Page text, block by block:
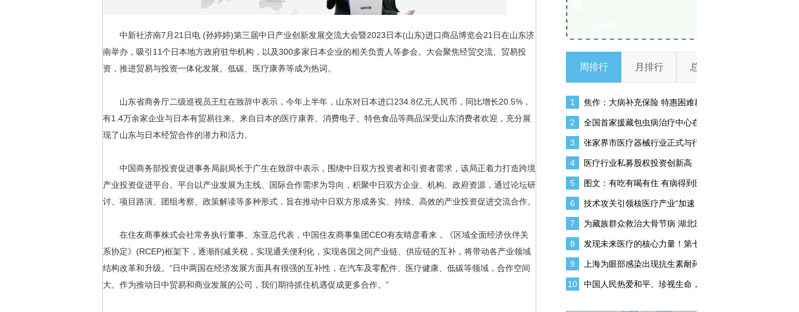
中新社济南7月21日电 (孙婷婷)第三届中日产业创新发展交流大会暨2023日本(山东)进口商品博览会21日在山东济
南举办，吸引11个日本地方政府驻华机构，以及300多家日本企业的相关负责人等参会。大会聚焦经贸交流、贸易投
资，推进贸易与投资一体化发展。低碳、医疗康养等成为热词。
山东省商务厅二级巡视员王红在致辞中表示，今年上半年，山东对日本进口234.8亿元人民币，同比增长20.5%，
有1.4万余家企业与日本有贸易往来。来自日本的医疗康养、消费电子、特色食品等商品深受山东消费者欢迎，充分展
现了山东与日本经贸合作的潜力和活力。
中国商务部投资促进事务局副局长于广生在致辞中表示，围绕中日双方投资者和引资者需求，该局正着力打造跨境
产业投资促进平台。平台以产业发展为主线、国际合作需求为导向，积聚中日双方企业、机构、政府资源，通过论坛研
讨、项目路演、团组考察、政策解读等多种形式，旨在推动中日双方形成务实、持续、高效的产业投资促进交流合作。
在住友商事株式会社常务执行董事、东亚总代表，中国住友商事集团CEO有友晴彦看来，《区域全面经济伙伴关
系协定》(RCEP)框架下，逐渐削减关税，实现通关便利化，实现各国之间产业链、供应链的互补，将带动各产业领域
结构改革和升级。“日中两国在经济发展方面具有很强的互补性，在汽车及零配件、医疗健康、低碳等领域，合作空间
大。作为推动日中贸易和商业发展的公司，我们期待抓住机遇促成更多合作。”
碳、
医疗行业私募股权投资创新高
周排行 月排行 总排行
1 焦作：大病补充保险 特惠困难群
2 全国首家援藏包虫病治疗中心在
3 张家界市医疗器械行业正式与行
4 医疗行业私募股权投资创新高
5 图文：有吃有喝有住 有病得到医
6 技术攻关引领核医疗产业“加速
7 为藏族群众救治大骨节病 湖北医
8 发现未来医疗的核心力量！第七
9 上海为眼部感染出现抗生素耐药
10 中国人民热爱和平、珍视生命，